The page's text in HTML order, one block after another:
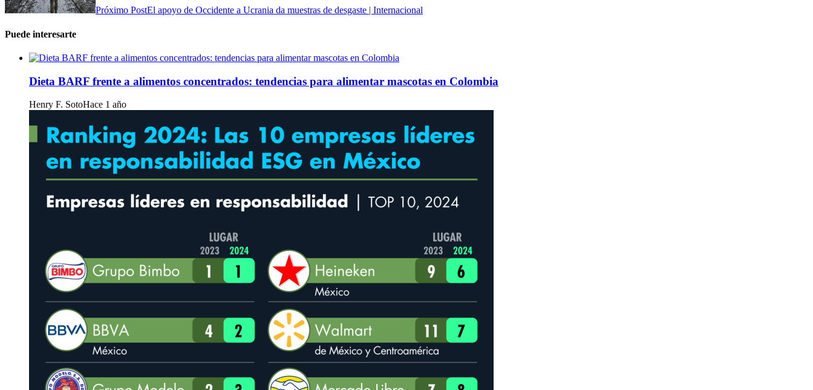
Próximo PostEl apoyo de Occidente a Ucrania da muestras de desgaste | Internacional
Puede interesarte
Dieta BARF frente a alimentos concentrados: tendencias para alimentar mascotas en Colombia
Henry F. SotoHace 1 año